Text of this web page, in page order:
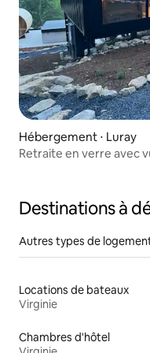
Hébergement ⋅ Luray
Retraite en verre avec
Destinations à
Autres types de
Locations de bateaux
Virginie
Chambres d'hôtel